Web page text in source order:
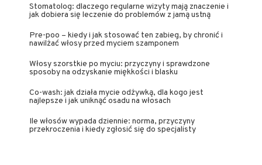
Stomatolog: dlaczego regularne wizyty mają znaczenie i
jak dobiera się leczenie do problemów z jamą ustną
Pre-poo – kiedy i jak stosować ten zabieg, by chronić i
nawilżać włosy przed myciem szamponem
Włosy szorstkie po myciu: przyczyny i sprawdzone
sposoby na odzyskanie miękkości i blasku
Co-wash: jak działa mycie odżywką, dla kogo jest
najlepsze i jak uniknąć osadu na włosach
Ile włosów wypada dziennie: norma, przyczyny
przekroczenia i kiedy zgłosić się do specjalisty